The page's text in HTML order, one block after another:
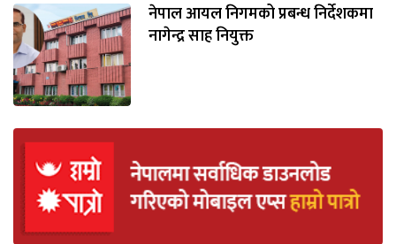
नेपाल आयल निगमको प्रबन्ध निर्देशकमा
नागेन्द्र साह नियुक्त